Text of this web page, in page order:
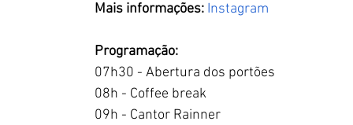
Mais informações: Instagram
Programação:
07h30 - Abertura dos portões
08h - Coffee break
09h - Cantor Rainner